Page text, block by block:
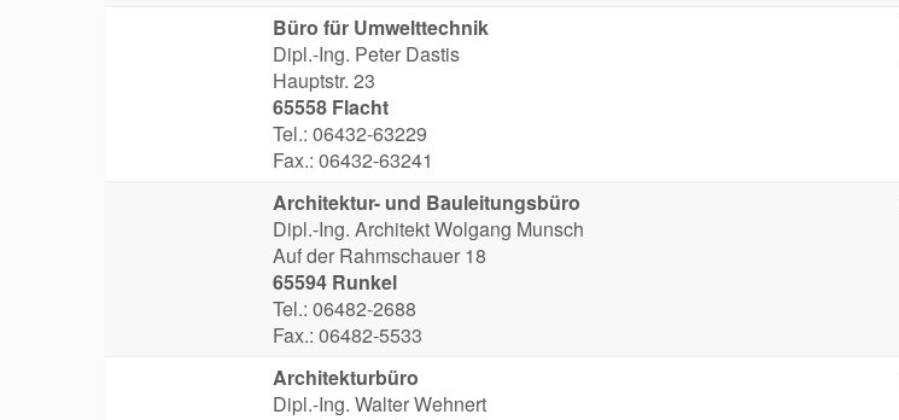
Büro für Umwelttechnik
Dipl.-Ing. Peter Dastis
Hauptstr. 23
65558 Flacht
Tel.: 06432-63229
Fax.: 06432-63241
Architektur- und Bauleitungsbüro
Dipl.-Ing. Architekt Wolgang Munsch
Auf der Rahmschauer 18
65594 Runkel
Tel.: 06482-2688
Fax.: 06482-5533
Architekturbüro
Dipl.-Ing. Walter Wehnert